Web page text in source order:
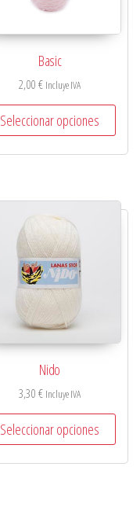
Basic
2,00€ Incluye IVA
Seleccionar opciones
Nido
3,30€ Incluye IVA
Seleccionar opciones